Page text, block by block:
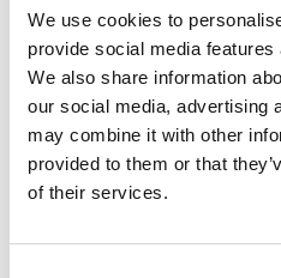
We use cookies to
provide social media
We also share information
our social media, advertising
may combine it with other
provided to them or that
of their services.
Leverdatum
Opmerkingen